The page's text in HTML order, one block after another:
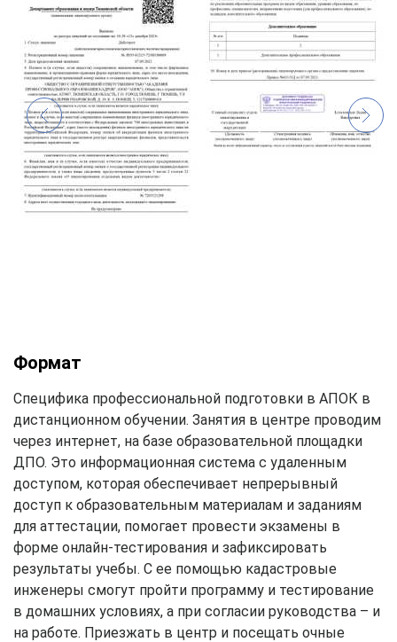
Формат
Специфика профессиональной подготовки в АПОК в
дистанционном обучении. Занятия в центре проводим
через интернет, на базе образовательной площадки
ДПО. Это информационная система с удаленным
доступом, которая обеспечивает непрерывный
доступ к образовательным материалам и заданиям
для аттестации, помогает провести экзамены в
форме онлайн-тестирования и зафиксировать
результаты учебы. С ее помощью кадастровые
инженеры смогут пройти программу и тестирование
в домашних условиях, а при согласии руководства – и
на работе. Приезжать в центр и посещать очные